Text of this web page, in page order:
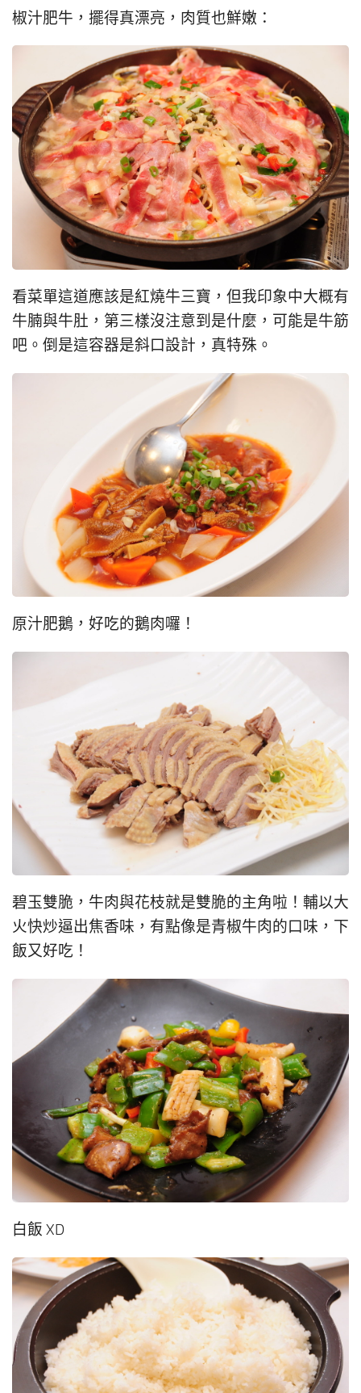
椒汁肥牛，擺得真漂亮，肉質也鮮嫩：
看菜單這道應該是紅燒牛三寶，但我印象中大概有
牛腩與牛肚，第三樣沒注意到是什麼，可能是牛筋
吧。倒是這容器是斜口設計，真特殊。
原汁肥鵝，好吃的鵝肉囉！
碧玉雙脆，牛肉與花枝就是雙脆的主角啦！輔以大
火快炒逼出焦香味，有點像是青椒牛肉的口味，下
飯又好吃！
白飯 XD